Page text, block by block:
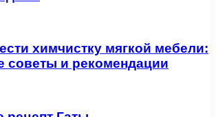
химчистку мягкой мебели:
советы и рекомендации